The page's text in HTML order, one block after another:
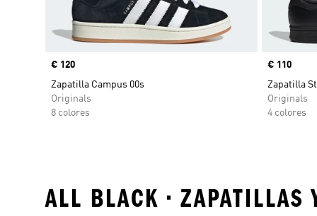
Precio
€ 120
Zapatilla Campus 00s
Originals
8 colores
Precio
€ 110
Zapatilla
Originals
4 colores
ALL BLACK • ZAPATILLAS